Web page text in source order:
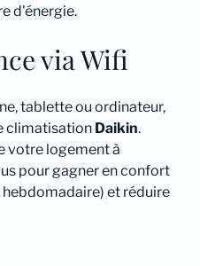
d'énergie.
via Wifi
tablette ou ordinateur,
climatisation Daikin.
votre logement à
pour gagner en confort
et réduire